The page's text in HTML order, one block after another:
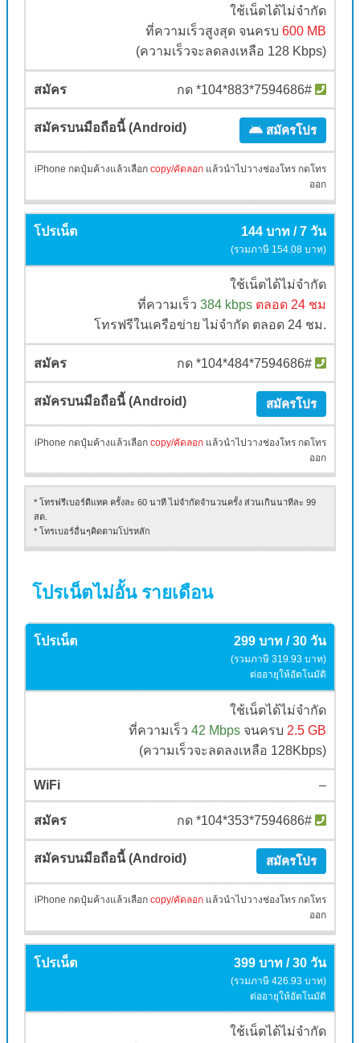
ใช้เน็ตได้ไม่จำกัด
ที่ความเร็วสูงสุด จนครบ600 MB
(ความเร็วจะลดลงเหลือ 128 Kbps)
กด *104*883*7594686#
สมัครโปร
iPhone กดปุ๋มค้างแล้วเลือกcopy/คัดลอก แล้วนำไปวางช่องโทร กดโทร
ออก
144 บาท / 7 วัน
(รวมภาษี 154.08 บาท)
ใช้เน็ตได้ไม่จำกัด
ที่ความเร็ว384 kbps ตลอด 24 ชม
โทรฟรีในเครือข่าย ไม่จำกัด ตลอด 24 ชม.
กด *104*484*7594686#
สมัครโปร
iPhone กดปุ๋มค้างแล้วเลือกcopy/คัดลอก แล้วนำไปวางช่องโทร กดโทร
ออก
* โทรฟรีเบอร์ดีแทค ครั้งละ 60 นาที ไม่จำกัดจำนวนครั้ง ส่วนเกินนาทีละ 99
สต.
* โทรเบอร์อื่นๆคิดตามโปรหลัก
โปรเน็ตไม่อั้น รายเดือน
299 บาท / 30 วัน
(รวมภาษี 319.93 บาท)
ต่ออายุให้อัตโนมัติ
ใช้เน็ตได้ไม่จำกัด
ที่ความเร็ว42 Mbps จนครบ 2.5 GB
(ความเร็วจะลดลงเหลือ 128Kbps)
–
กด *104*353*7594686#
สมัครโปร
iPhone กดปุ๋มค้างแล้วเลือกcopy/คัดลอก แล้วนำไปวางช่องโทร กดโทร
ออก
399 บาท / 30 วัน
(รวมภาษี 426.93 บาท)
ต่ออายุให้อัตโนมัติ
ใช้เน็ตได้ไม่จำกัด